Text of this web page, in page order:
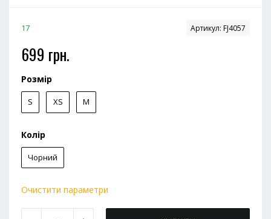
17 Артикул: FJ4057
699 грн.
Розмір
S XS M
Колір
Чорний
Очистити параметри